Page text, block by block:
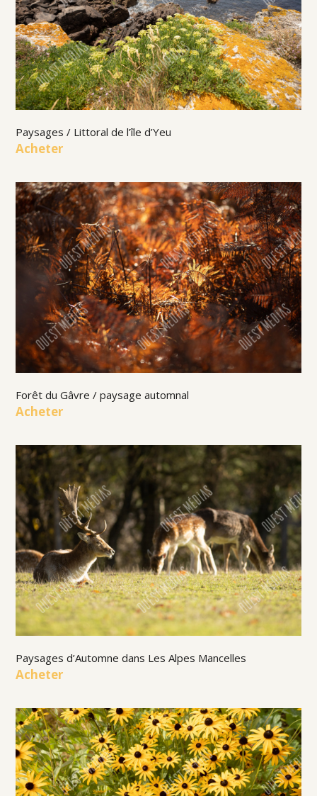
Paysages / Littoral de l’île d’Yeu
Acheter
Forêt du Gâvre / paysage automnal
Acheter
Paysages d’Automne dans Les Alpes Mancelles
Acheter